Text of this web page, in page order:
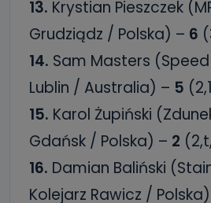
13. Krystian Pieszczek
Grudziądz / Polska) – 6
14. Sam Masters
Lublin / Australia) – 5
15. Karol Żupiński
Gdańsk / Polska) – 2
16. Damian Baliński
Kolejarz Rawicz /